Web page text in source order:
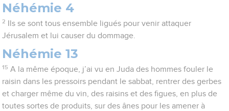
Néhémie 4
2
Ils se sont tous ensemble ligués pour venir attaquer
Jérusalem et lui causer du dommage.
Néhémie 13
15 A la même époque, j’ai vu en Juda des hommes fouler le
raisin dans les pressoirs pendant le sabbat, rentrer des gerbes
et charger même du vin, des raisins et des figues, en plus de
toutes sortes de produits, sur des ânes pour les amener à